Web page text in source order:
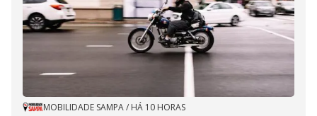
MOBILIDADE SAMPA/ HÁ 10 HORAS